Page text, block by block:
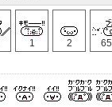
1 2 65